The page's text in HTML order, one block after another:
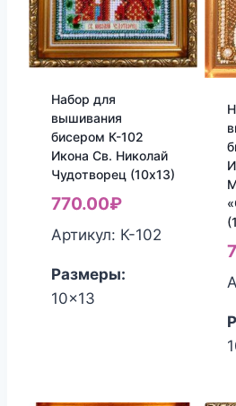
Набор для
вышивания
бисером К-102
Икона Св. Николай
Чудотворец (10х13)
770.00₽
Артикул: К-102
Размеры:
10x13